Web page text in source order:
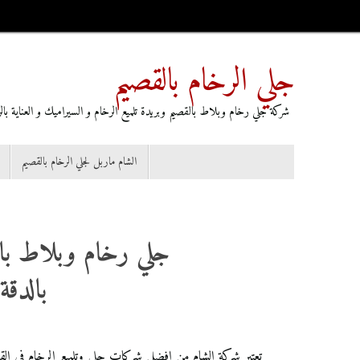
جلي الرخام بالقصيم
شركة جلي رخام وبلاط بالقصيم وبريدة تلميع الرخام و السيراميك و العناية
الشام ماربل لجلي الرخام بالقصيم
جلي رخام وبلاط